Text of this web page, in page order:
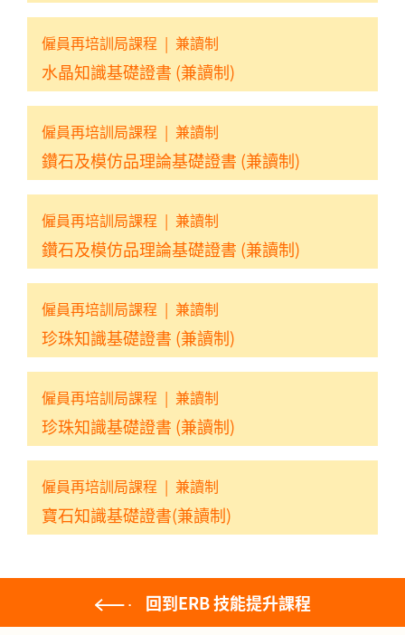
僱員再培訓局課程 | 兼讀制
水晶知識基礎證書 (兼讀制)
僱員再培訓局課程 | 兼讀制
鑽石及模仿品理論基礎證書 (兼讀制)
僱員再培訓局課程 | 兼讀制
鑽石及模仿品理論基礎證書 (兼讀制)
僱員再培訓局課程 | 兼讀制
珍珠知識基礎證書 (兼讀制)
僱員再培訓局課程 | 兼讀制
珍珠知識基礎證書 (兼讀制)
僱員再培訓局課程 | 兼讀制
寶石知識基礎證書(兼讀制)
回到ERB 技能提升課程